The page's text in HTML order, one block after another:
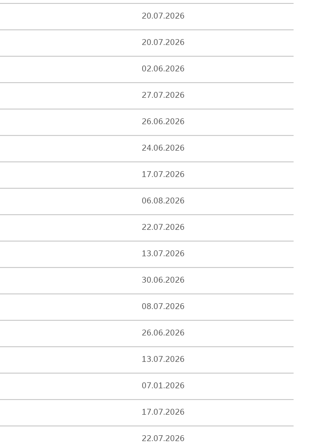
20.07.2026
20.07.2026
02.06.2026
27.07.2026
26.06.2026
24.06.2026
17.07.2026
06.08.2026
22.07.2026
13.07.2026
30.06.2026
08.07.2026
26.06.2026
13.07.2026
07.01.2026
17.07.2026
22.07.2026